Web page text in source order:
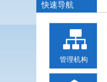
快速导航
管理机构